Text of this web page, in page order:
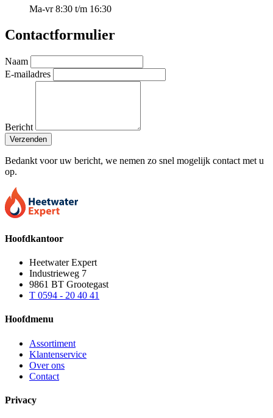
Ma-vr 8:30 t/m 16:30
Contactformulier
Naam
E-mailadres
Bericht
Verzenden
Bedankt voor uw bericht, we nemen zo snel mogelijk contact met u
op.
Hoofdkantoor
Heetwater Expert
Industrieweg 7
9861 BT Grootegast
T 0594 - 20 40 41
Hoofdmenu
Assortiment
Klantenservice
Over ons
Contact
Privacy